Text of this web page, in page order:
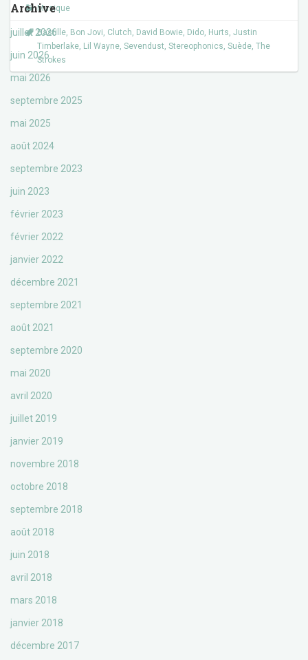
Archive
juillet 2026
juin 2026
mai 2026
septembre 2025
mai 2025
août 2024
septembre 2023
juin 2023
février 2023
février 2022
janvier 2022
décembre 2021
septembre 2021
août 2021
septembre 2020
mai 2020
avril 2020
juillet 2019
janvier 2019
novembre 2018
octobre 2018
septembre 2018
août 2018
juin 2018
avril 2018
mars 2018
janvier 2018
décembre 2017
Musique
Bastille, Bon Jovi, Clutch, David Bowie, Dido, Hurts, Justin
Timberlake, Lil Wayne, Sevendust, Stereophonics, Suède, The
Strokes